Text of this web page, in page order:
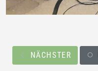
NÄCHSTER